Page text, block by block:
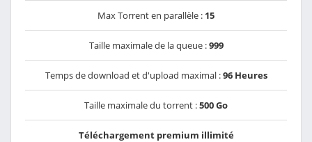
Max Torrent en parallèle : 15
Taille maximale de la queue :999
Temps de download et d'upload maximal :96 Heures
Taille maximale du torrent :500 Go
Téléchargement premium illimité